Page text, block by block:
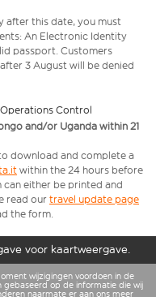
after this date, you must
An Electronic Identity
passport. Customers
3 August will be denied
Control
and/or Uganda within 21
download and complete a
within the 24 hours before
either be printed and
read ourtravel update page
the form.
voor kaartweergave.
wijzigingen voordoen in de
gebaseerd op de informatie die wij
naarmate er aan ons meer